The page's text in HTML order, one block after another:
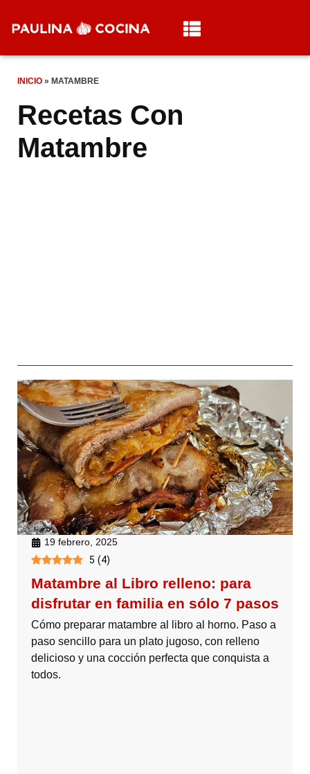
INICIO » MATAMBRE
Recetas Con
Matambre
19 febrero, 2025
5 (4)
Matambre al Libro relleno: para
disfrutar en familia en sólo 7 pasos
Cómo preparar matambre al libro al horno. Paso a
paso sencillo para un plato jugoso, con relleno
delicioso y una cocción perfecta que conquista a
todos.